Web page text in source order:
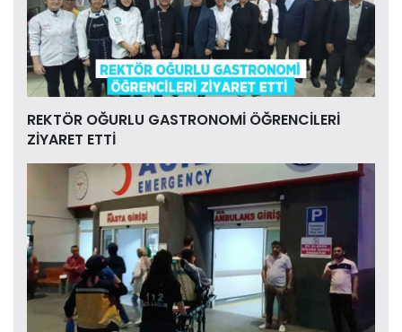
REKTÖR OĞURLU GASTRONOMİ ÖĞRENCİLERİ
ZİYARET ETTİ